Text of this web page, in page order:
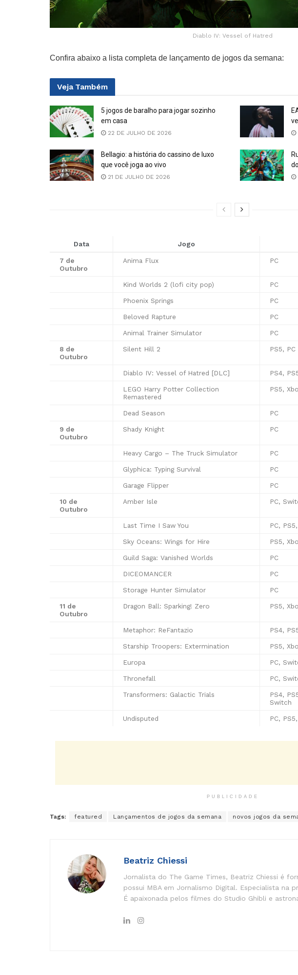
Diablo IV: Vessel of Hatred
Confira abaixo a lista completa de lançamento de jogos da semana:
Veja Também
5 jogos de baralho para jogar sozinho
em casa
22 DE JULHO DE 2026
Bellagio: a história do cassino de luxo
que você joga ao vivo
21 DE JULHO DE 2026
Data Jogo
7 de
Outubro
Anima Flux PC
Kind Worlds 2 (lofi city pop) PC
Phoenix Springs PC
Beloved Rapture PC
Animal Trainer Simulator PC
8 de
Outubro
Silent Hill 2 PS5, PC
Diablo IV: Vessel of Hatred [DLC] PS4,
LEGO Harry Potter Collection
Remastered
PS5,
Dead Season PC
9 de
Outubro
Shady Knight PC
Heavy Cargo – The Truck Simulator PC
Glyphica: Typing Survival PC
Garage Flipper PC
10 de
Outubro
Amber Isle PC,
Last Time I Saw You PC,
Sky Oceans: Wings for Hire PS5,
Guild Saga: Vanished Worlds PC
DICEOMANCER PC
Storage Hunter Simulator PC
11 de
Outubro
Dragon Ball: Sparking! Zero PS5,
Metaphor: ReFantazio PS4,
Starship Troopers: Extermination PS5,
Europa PC,
Thronefall PC,
Transformers: Galactic Trials
PS4,
Switch
Undisputed PC,
PUBLICIDADE
Tags: featured Lançamentos de jogos da semana novos jogos da
Beatriz Chiessi
Jornalista do The Game Times, Beatriz Chiessi é
possui MBA em Jornalismo Digital. Especialista na
É apaixonada pelos filmes do Studio Ghibli e